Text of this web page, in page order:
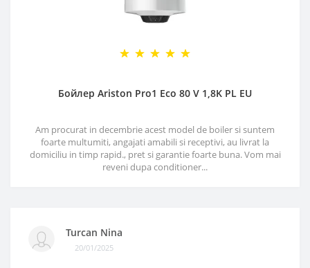
Бойлер Ariston Pro1 Eco 80 V 1,8K PL EU
Am procurat in decembrie acest model de boiler si suntem
foarte multumiti, angajati amabili si receptivi, au livrat la
domiciliu in timp rapid., pret si garantie foarte buna. Vom mai
reveni dupa conditioner...
Turcan Nina
20/01/2025